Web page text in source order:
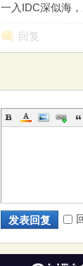
一入IDC深似海
回复
发表回复